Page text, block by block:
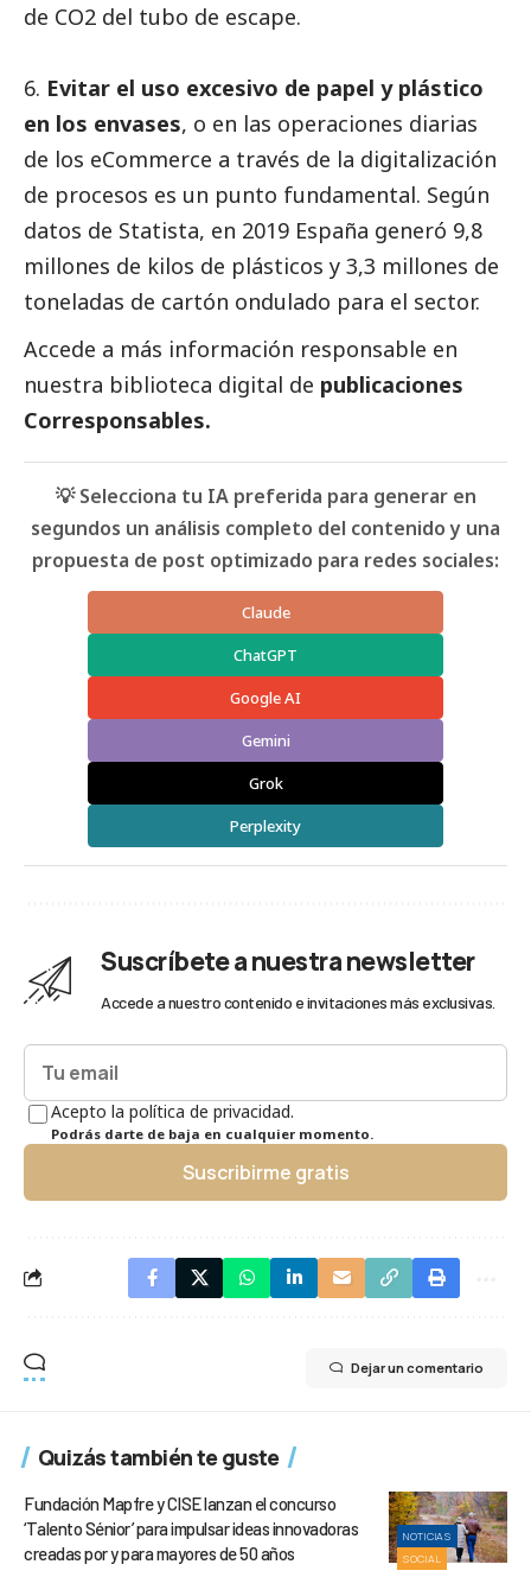
de CO2 del tubo de escape.
6. Evitar el uso excesivo de papel y plástico
en los envases, o en las operaciones diarias
de los eCommerce a través de la digitalización
de procesos es un punto fundamental. Según
datos de Statista, en 2019 España generó 9,8
millones de kilos de plásticos y 3,3 millones de
toneladas de cartón ondulado para el sector.
Accede a más información responsable en
nuestra biblioteca digital de publicaciones
Corresponsables.
💡 Selecciona tu IA preferida para generar en
segundos un análisis completo del contenido y una
propuesta de post optimizado para redes sociales:
Claude
ChatGPT
Google AI
Gemini
Grok
Perplexity
Suscríbete a nuestra newsletter
Accede a nuestro contenido e invitaciones más exclusivas.
Acepto la política de privacidad.
Podrás darte de baja en cualquier momento.
Suscribirme gratis
Dejar un comentario
Quizás también te guste
NOTICIAS
SOCIAL
Fundación Mapfre y CISE lanzan el concurso
‘Talento Sénior’ para impulsar ideas innovadoras
creadas por y para mayores de 50 años